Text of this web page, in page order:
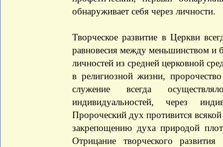
обнаруживает себя через личности.
Творческое развитие в Церкви
равновесия между меньшинством и
личностей из средней церковной
в религиозной жизни,
служение всегда
индивидуальностей, через
Пророческий дух противится
закрепощению духа природой
Отрицание творческого